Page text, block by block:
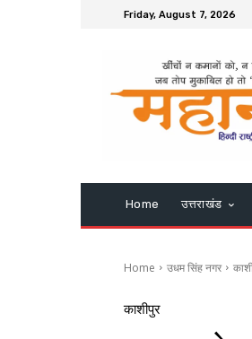
Friday, August 7, 2026
Home उत्तराखंड
Home उधम सिंह नगर
काशीपुर